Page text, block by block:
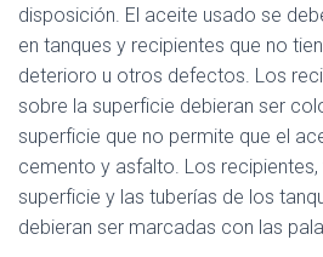
disposición. El aceite usado se
en tanques y recipientes que no
deterioro u otros defectos. Los
sobre la superficie debieran ser
superficie que no permite que el
cemento y asfalto. Los
superficie y las tuberías de los
debieran ser marcadas con las